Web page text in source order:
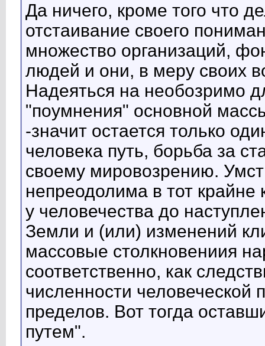
Да ничего, кроме того что
отстаивание своего
множество организаций,
людей и они, в меру своих
Надеяться на необозримо
"поумнения" основной
-значит остается только
человека путь, борьба за
своему мировозрению.
непреодолима в тот крайне
у человечества до
Земли и (или) изменений
массовые столкновениия
соответственно, как
численности человеческой
пределов. Вот тогда
путем".